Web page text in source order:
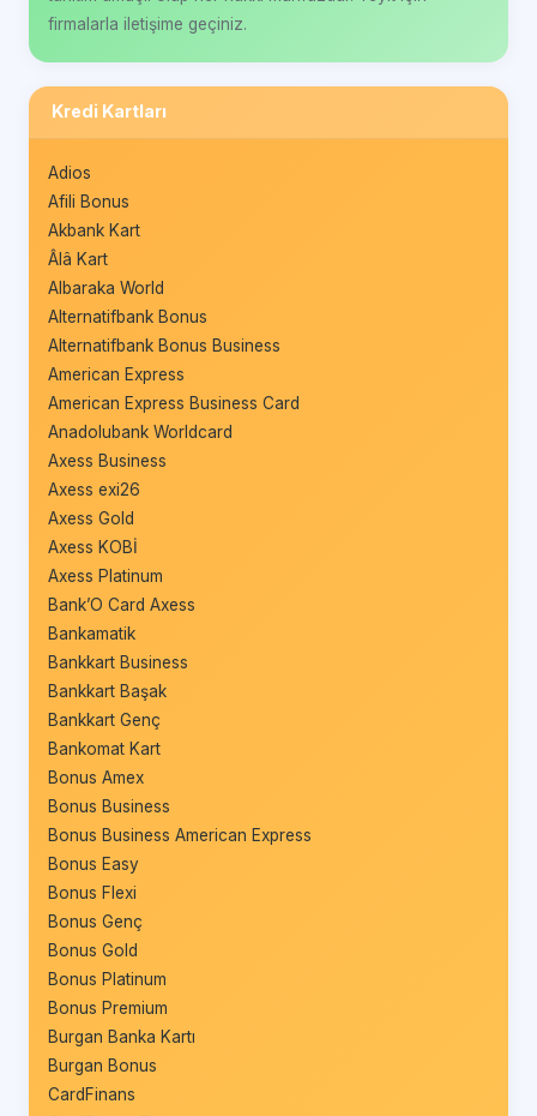
firmalarla iletişime geçiniz.
Kredi Kartları
Adios
Afili Bonus
Akbank Kart
Âlâ Kart
Albaraka World
Alternatifbank Bonus
Alternatifbank Bonus Business
American Express
American Express Business Card
Anadolubank Worldcard
Axess Business
Axess exi26
Axess Gold
Axess KOBİ
Axess Platinum
Bank’O Card Axess
Bankamatik
Bankkart Business
Bankkart Başak
Bankkart Genç
Bankomat Kart
Bonus Amex
Bonus Business
Bonus Business American Express
Bonus Easy
Bonus Flexi
Bonus Genç
Bonus Gold
Bonus Platinum
Bonus Premium
Burgan Banka Kartı
Burgan Bonus
CardFinans